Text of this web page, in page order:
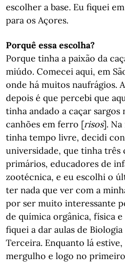
escolher a base. Eu fiquei
para os Açores.
Porquê essa escolha?
Porque tinha a paixão da
miúdo. Comecei aqui, em
onde há muitos naufrágios.
depois é que percebi que
tinha andado a caçar sargos
canhões em ferro [risos].
tinha tempo livre, decidi
universidade, que tinha três
primários, educadores de
zootécnica, e eu escolhi o
ter nada que ver com a
por ser muito interessante
de química orgânica, física
fiquei a dar aulas de Biologia
Terceira. Enquanto lá
mergulho e logo no